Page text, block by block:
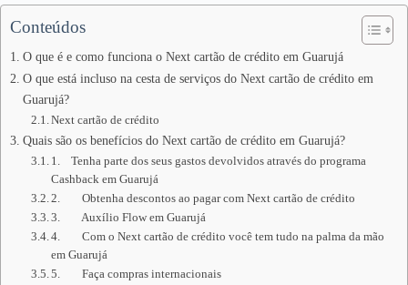
Conteúdos
O que é e como funciona o Next cartão de crédito em Guarujá
O que está incluso na cesta de serviços do Next cartão de crédito em
Guarujá?
Next cartão de crédito
Quais são os benefícios do Next cartão de crédito em Guarujá?
1. Tenha parte dos seus gastos devolvidos através do programa
Cashback em Guarujá
2. Obtenha descontos ao pagar com Next cartão de crédito
3. Auxílio Flow em Guarujá
4. Com o Next cartão de crédito você tem tudo na palma da mão
em Guarujá
5. Faça compras internacionais